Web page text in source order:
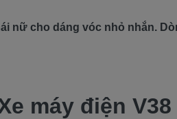
nữ cho dáng vóc nhỏ nhắn.
máy điện V38